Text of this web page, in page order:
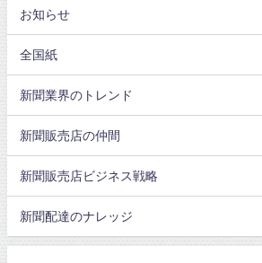
お知らせ
全国紙
新聞業界のトレンド
新聞販売店の仲間
新聞販売店ビジネス戦略
新聞配達のナレッジ